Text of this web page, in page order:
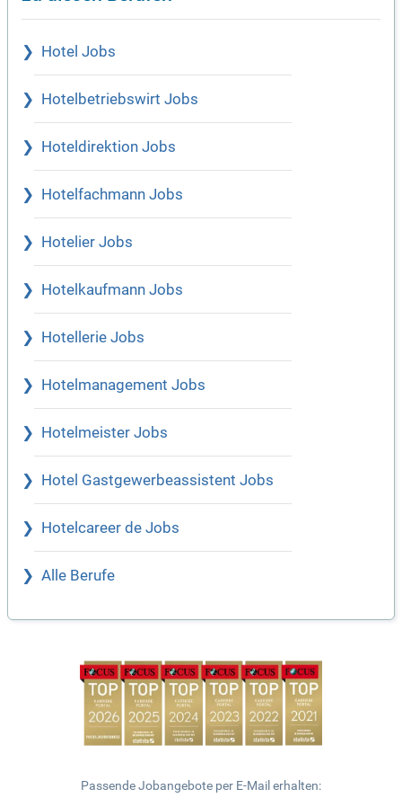
Hotel Jobs
Hotelbetriebswirt Jobs
Hoteldirektion Jobs
Hotelfachmann Jobs
Hotelier Jobs
Hotelkaufmann Jobs
Hotellerie Jobs
Hotelmanagement Jobs
Hotelmeister Jobs
Hotel Gastgewerbeassistent Jobs
Hotelcareer de Jobs
Alle Berufe
Passende Jobangebote per E-Mail erhalten: